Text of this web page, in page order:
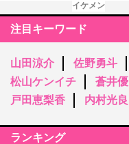
イケメン
注目キーワード
山田涼介 佐野勇斗
松山ケンイチ
蒼井優
戸田恵梨香
内村光良
ランキング